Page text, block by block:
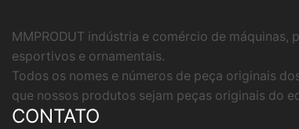
MMPRODUT indústria e comércio de
esportivos e ornamentais.
Todos os nomes e números de peça originais
que nossos produtos sejam peças originais do
CONTATO